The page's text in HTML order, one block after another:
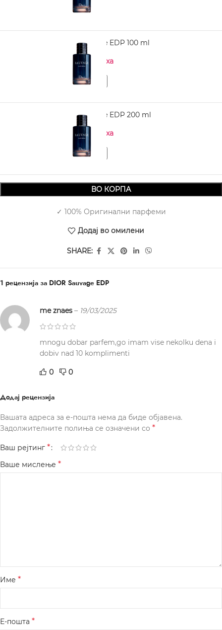
DIOR Sauvage EDP 100 ml
Нема на залиха
DIOR Sauvage EDP 200 ml
Нема на залиха
ВО КОРПА
✓ 100% Оригинални парфеми
Додај во омилени
SHARE:
1 рецензија за DIOR Sauvage EDP
me znaes – 19/03/2025
mnogu dobar parfem,go imam vise nekolku dena i
dobiv nad 10 komplimenti
0 0
Додај рецензија
Вашата адреса за е-пошта нема да биде објавена.
Задолжителните полиња се означени со *
Ваш рејтинг *
Ваше мислење *
Име *
Е-пошта *